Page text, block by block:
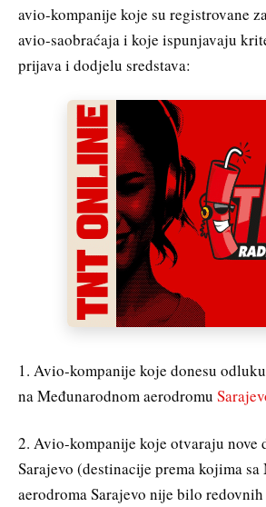
avio-kompanije koje su registrovane
avio-saobraćaja i koje ispunjavaju
prijava i dodjelu sredstava:
1. Avio-kompanije koje donesu
na Međunarodnom aerodromu
2. Avio-kompanije koje otvaraju nove
Sarajevo (destinacije prema kojima
aerodroma Sarajevo nije bilo